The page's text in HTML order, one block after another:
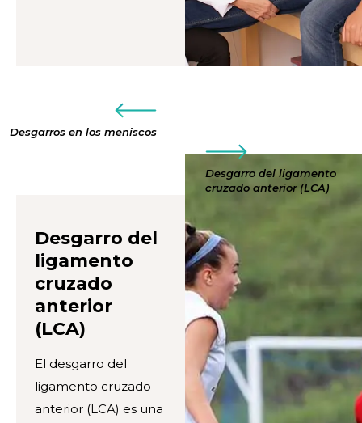
Desgarros en los meniscos
Desgarro del ligamento
cruzado anterior (LCA)
Desgarro del
ligamento
cruzado
anterior
(LCA)
El desgarro del
ligamento cruzado
anterior (LCA) es una